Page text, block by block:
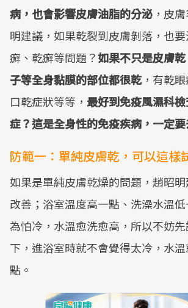
病，也會影響皮膚油脂的分泌 ，皮
明建議，如果乾裂到皮膚剝落，也
癬、乾癬等問題？如果不只是皮膚
子等全身黏膜的部位都很乾，有乾
口乾症狀等等， 最好到免疫風濕科
症？這是全身性的免疫疾病，一定要
防範一：單純皮膚乾，可以這樣
如果是單純皮膚乾燥的問題，趙昭
改善；浴室溫度高一點、洗澡水溫
為怕冷，水溫愈洗愈高，所以不妨
下，進浴室時就不會覺得太冷，水
點。